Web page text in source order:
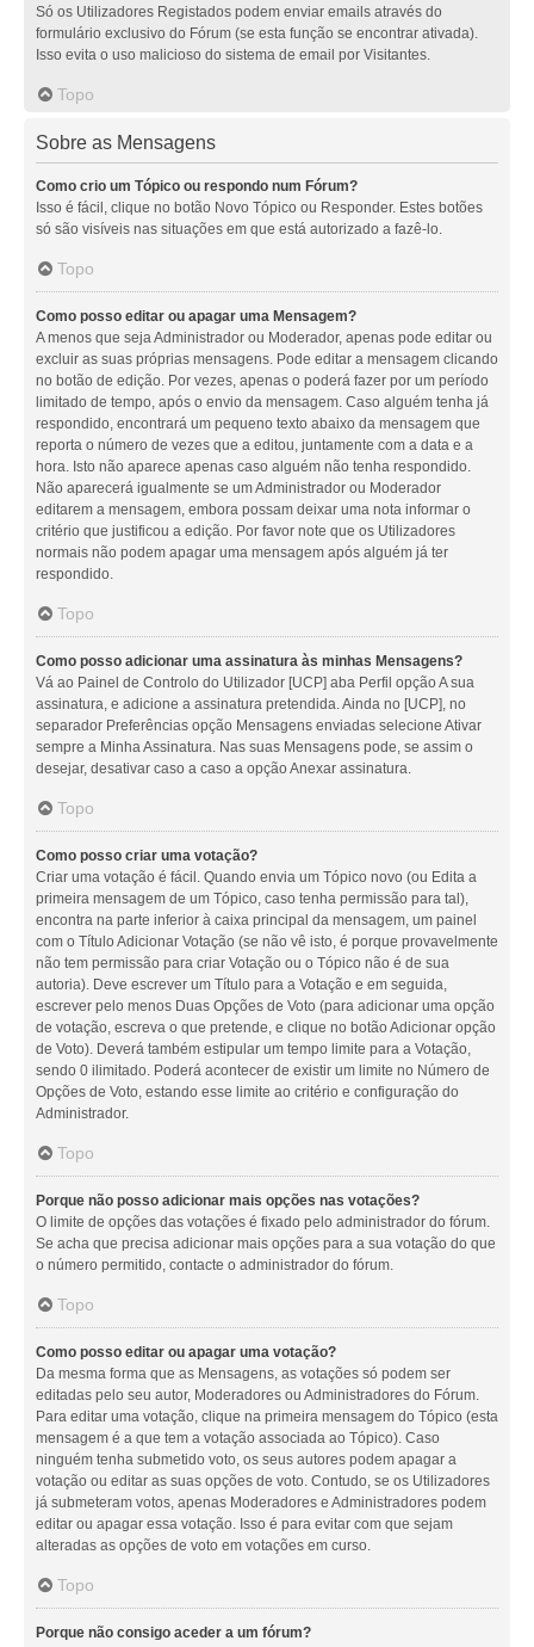
Só os Utilizadores Registados podem enviar emails através do
formulário exclusivo do Fórum (se esta função se encontrar ativada).
Isso evita o uso malicioso do sistema de email por Visitantes.
Topo
Sobre as Mensagens
Como crio um Tópico ou respondo num Fórum?
Isso é fácil, clique no botão Novo Tópico ou Responder. Estes botões
só são visíveis nas situações em que está autorizado a fazê-lo.
Topo
Como posso editar ou apagar uma Mensagem?
A menos que seja Administrador ou Moderador, apenas pode editar ou
excluir as suas próprias mensagens. Pode editar a mensagem clicando
no botão de edição. Por vezes, apenas o poderá fazer por um período
limitado de tempo, após o envio da mensagem. Caso alguém tenha já
respondido, encontrará um pequeno texto abaixo da mensagem que
reporta o número de vezes que a editou, juntamente com a data e a
hora. Isto não aparece apenas caso alguém não tenha respondido.
Não aparecerá igualmente se um Administrador ou Moderador
editarem a mensagem, embora possam deixar uma nota informar o
critério que justificou a edição. Por favor note que os Utilizadores
normais não podem apagar uma mensagem após alguém já ter
respondido.
Topo
Como posso adicionar uma assinatura às minhas Mensagens?
Vá ao Painel de Controlo do Utilizador [UCP] aba Perfil opção A sua
assinatura, e adicione a assinatura pretendida. Ainda no [UCP], no
separador Preferências opção Mensagens enviadas selecione Ativar
sempre a Minha Assinatura. Nas suas Mensagens pode, se assim o
desejar, desativar caso a caso a opção Anexar assinatura.
Topo
Como posso criar uma votação?
Criar uma votação é fácil. Quando envia um Tópico novo (ou Edita a
primeira mensagem de um Tópico, caso tenha permissão para tal),
encontra na parte inferior à caixa principal da mensagem, um painel
com o Título Adicionar Votação (se não vê isto, é porque provavelmente
não tem permissão para criar Votação ou o Tópico não é de sua
autoria). Deve escrever um Título para a Votação e em seguida,
escrever pelo menos Duas Opções de Voto (para adicionar uma opção
de votação, escreva o que pretende, e clique no botão Adicionar opção
de Voto). Deverá também estipular um tempo limite para a Votação,
sendo 0 ilimitado. Poderá acontecer de existir um limite no Número de
Opções de Voto, estando esse limite ao critério e configuração do
Administrador.
Topo
Porque não posso adicionar mais opções nas votações?
O limite de opções das votações é fixado pelo administrador do fórum.
Se acha que precisa adicionar mais opções para a sua votação do que
o número permitido, contacte o administrador do fórum.
Topo
Como posso editar ou apagar uma votação?
Da mesma forma que as Mensagens, as votações só podem ser
editadas pelo seu autor, Moderadores ou Administradores do Fórum.
Para editar uma votação, clique na primeira mensagem do Tópico (esta
mensagem é a que tem a votação associada ao Tópico). Caso
ninguém tenha submetido voto, os seus autores podem apagar a
votação ou editar as suas opções de voto. Contudo, se os Utilizadores
já submeteram votos, apenas Moderadores e Administradores podem
editar ou apagar essa votação. Isso é para evitar com que sejam
alteradas as opções de voto em votações em curso.
Topo
Porque não consigo aceder a um fórum?